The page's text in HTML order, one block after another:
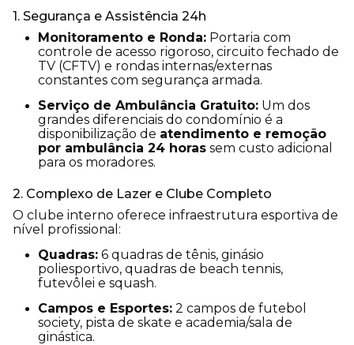
1. Segurança e Assistência 24h
Monitoramento e Ronda: Portaria com
controle de acesso rigoroso, circuito fechado de
TV (CFTV) e rondas internas/externas
constantes com segurança armada.
Serviço de Ambulância Gratuito: Um dos
grandes diferenciais do condomínio é a
disponibilização de atendimento e remoção
por ambulância 24 horas sem custo adicional
para os moradores.
2. Complexo de Lazer e Clube Completo
O clube interno oferece infraestrutura esportiva de
nível profissional:
Quadras: 6 quadras de tênis, ginásio
poliesportivo, quadras de beach tennis,
futevôlei e squash.
Campos e Esportes: 2 campos de futebol
society, pista de skate e academia/sala de
ginástica.